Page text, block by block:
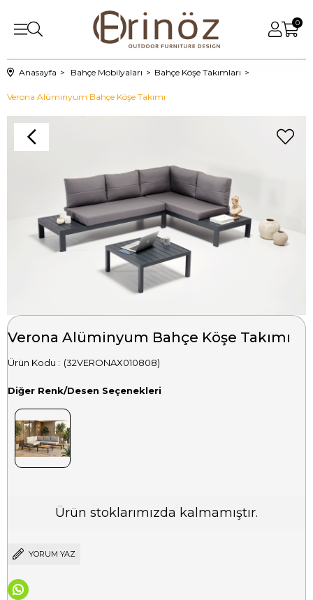
0
Anasayfa Bahçe Mobilyaları Bahçe Köşe Takımları
Verona Alüminyum Bahçe Köşe Takımı
Verona Alüminyum Bahçe Köşe Takımı
(32VERONAX010808)
Diğer Renk/Desen Seçenekleri
Ürün stoklarımızda kalmamıştır.
YORUM YAZ